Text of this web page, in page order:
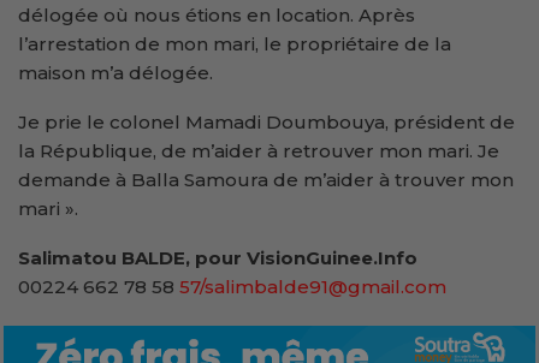
délogée où nous étions en location. Après
l’arrestation de mon mari, le propriétaire de la
maison m’a délogée.
Je prie le colonel Mamadi Doumbouya, président de
la République, de m’aider à retrouver mon mari. Je
demande à Balla Samoura de m’aider à trouver mon
mari ».
Salimatou BALDE, pour VisionGuinee.Info
00224 662 78 58 57/salimbalde91@gmail.com